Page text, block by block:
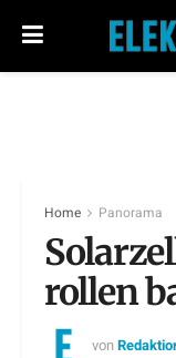
Home Panorama
rollen
von